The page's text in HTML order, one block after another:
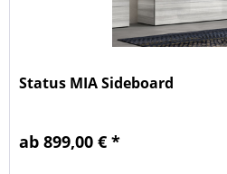
Status MIA Sideboard
ab 899,00 € *